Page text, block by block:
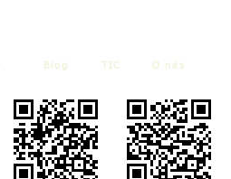
Blog TIC O nás